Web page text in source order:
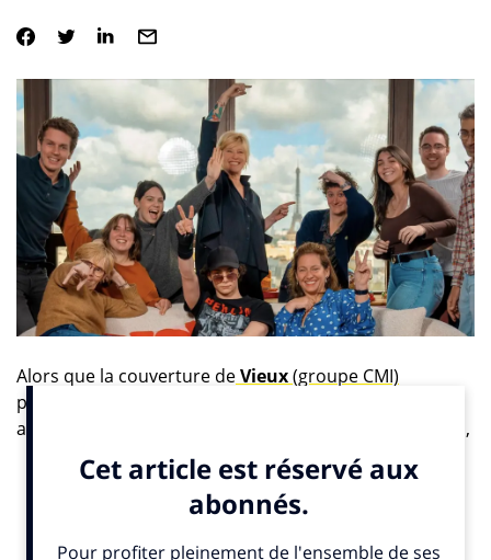
Alors que la couverture deVieux(groupe CMI)
présente une équipe de people assis sur un canapé,
avec un
ravi de la crèche, au milieu,
Mesdames.mediaoffre, en home page, une équipe
souriante avec au centreMaïtena Biraben , sur un …
Les anciens ne se cachent plus, ils s’assument, assis